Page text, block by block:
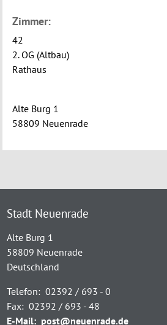
Zimmer:
42
2. OG (Altbau)
Rathaus
Alte Burg 1
58809 Neuenrade
Stadt Neuenrade
Alte Burg 1
58809 Neuenrade
Deutschland
Telefon: 02392 / 693 - 0
Fax: 02392 / 693 - 48
E-Mail: post@neuenrade.de